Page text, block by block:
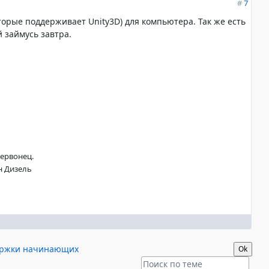
#7
поддерживает Unity3D) для компьютера. Так же есть
завтра.
Дизель
начинающих